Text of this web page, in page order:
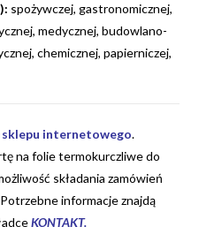
spożywczej, gastronomicznej,
medycznej, budowlano-
chemicznej, papierniczej,
sklepu internetowego.
na folie termokurczliwe do
składania zamówień
informacje znajdą
KONTAKT.